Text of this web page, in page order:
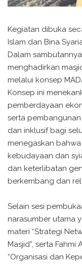
Kegiatan dibuka
Islam dan Bina
Dalam
menghadirkan
melalui konsep
Konsep ini
pemberdayaan
serta
dan inklusif bagi
menegaskan
kebudayaan dan
dan keterlibatan
berkembang dan
Selain sesi
narasumber utama
materi “Strategi
Masjid”, serta Fahmi
“Organisasi dan